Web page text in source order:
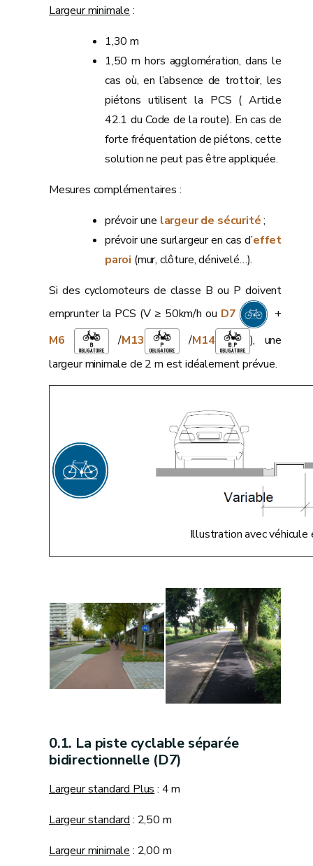
Largeur minimale :
1,30 m
1,50 m hors agglomération, dans le
cas où, en l’absence de trottoir, les
piétons utilisent la PCS ( Article
42.1 du Code de la route). En cas de
forte fréquentation de piétons, cette
solution ne peut pas être appliquée.
Mesures complémentaires :
prévoir une largeur de sécurité;
prévoir une surlargeur en cas d’effet
paroi (mur, clôture, dénivelé…).
Si des cyclomoteurs de classe B ou P doivent
emprunter la PCS (V ≥ 50km/h ou D7
+
M6
/M13 /M14
), une
largeur minimale de 2 m est idéalement prévue.
Illustration avec véhicule
La piste cyclable séparée
bidirectionnelle (D7)
Largeur standard Plus : 4 m
Largeur standard : 2,50 m
Largeur minimale : 2,00 m